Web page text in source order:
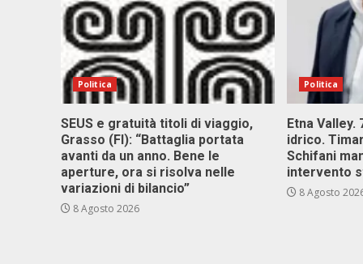
Politica
SEUS e gratuità titoli di viaggio,
Grasso (FI): “Battaglia portata
avanti da un anno. Bene le
aperture, ora si risolva nelle
variazioni di bilancio”
8 Agosto 2026
Politica
Etna
idrico.
Schifani
intervento
8 Agosto